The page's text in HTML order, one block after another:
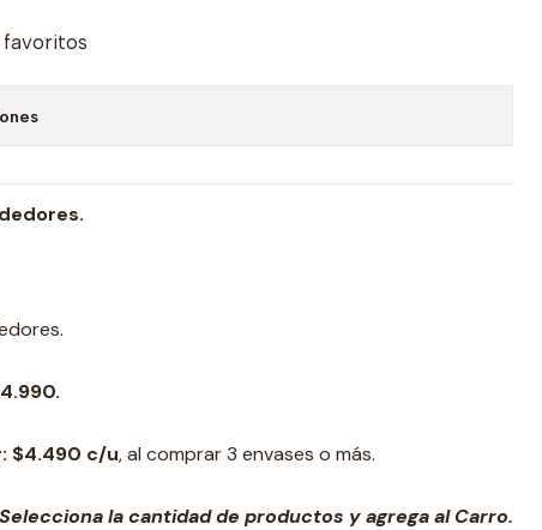
$4.490 c/u, al comprar 3 envases o más.
la cantidad de productos y agrega al Carro.